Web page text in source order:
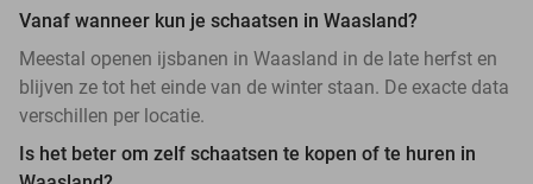
Vanaf wanneer kun je schaatsen in Waasland?
Meestal openen ijsbanen in Waasland in de late herfst en
blijven ze tot het einde van de winter staan. De exacte data
verschillen per locatie.
Is het beter om zelf schaatsen te kopen of te huren in